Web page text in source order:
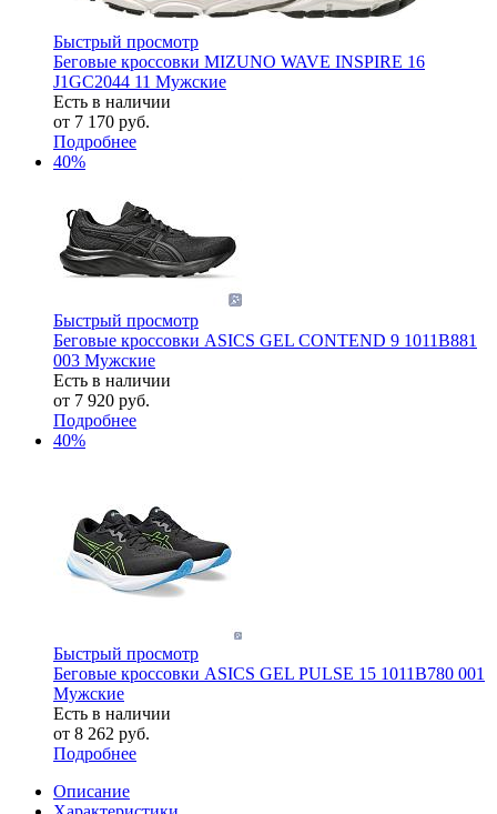
Быстрый просмотр
Беговые кроссовки MIZUNO WAVE INSPIRE 16
J1GC2044 11 Мужские
Есть в наличии
от 7 170 руб.
Подробнее
40%
Быстрый просмотр
Беговые кроссовки ASICS GEL CONTEND 9 1011B881
003 Мужские
Есть в наличии
от 7 920 руб.
Подробнее
40%
Быстрый просмотр
Беговые кроссовки ASICS GEL PULSE 15 1011B780 001
Мужские
Есть в наличии
от 8 262 руб.
Подробнее
Описание